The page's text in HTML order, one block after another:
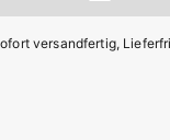
versandfertig,